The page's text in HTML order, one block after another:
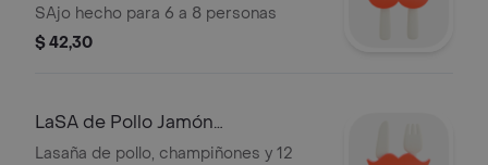
SAjo hecho para 6 a 8 personas
$ 42,30
LaSA de Pollo Jamón
Champiñones en Molde
Lasaña de pollo, champiñones y 12